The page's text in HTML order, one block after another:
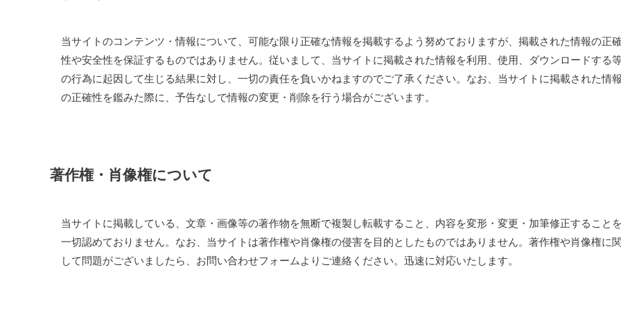
当サイトのコンテンツ・情報について、可能な限り正確な情報を掲載するよう努めておりますが、掲載された情報の正
性や安全性を保証するものではありません。従いまして、当サイトに掲載された情報を利用、使用、ダウンロードする
の行為に起因して生じる結果に対し、一切の責任を負いかねますのでご了承ください。なお、当サイトに掲載された情報
の正確性を鑑みた際に、予告なしで情報の変更・削除を行う場合がございます。
著作権・肖像権について
当サイトに掲載している、文章・画像等の著作物を無断で複製し転載すること、内容を変形・変更・加筆修正することを
一切認めておりません。なお、当サイトは著作権や肖像権の侵害を目的としたものではありません。著作権や肖像権に関
して問題がございましたら、お問い合わせフォームよりご連絡ください。迅速に対応いたします。